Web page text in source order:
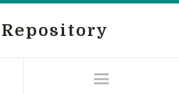
Repository